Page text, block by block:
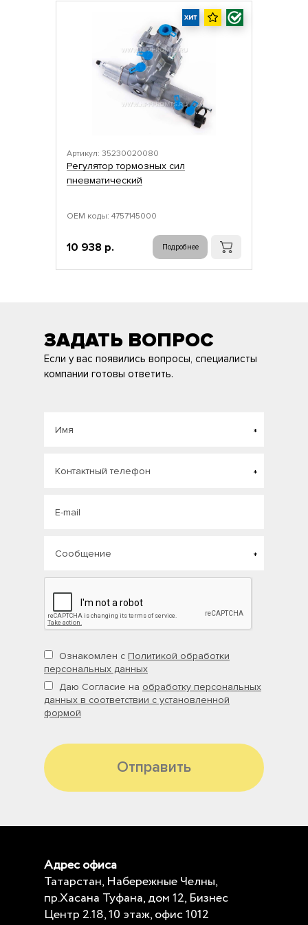
Артикул: 35230020080
Регулятор тормозных сил
пневматический
ОЕМ коды: 4757145000
10 938 р. Подробнее
ЗАДАТЬ ВОПРОС
Если у вас появились вопросы, специалисты
компании готовы ответить.
Ознакомлен с Политикой обработки
персональных данных
Даю Согласие на обработку персональных
данных в соответствии с установленной
формой
Отправить
Адрес офиса
Татарстан, Набережные Челны,
пр.Хасана Туфана, дом 12, Бизнес
Центр 2.18, 10 этаж, офис 1012